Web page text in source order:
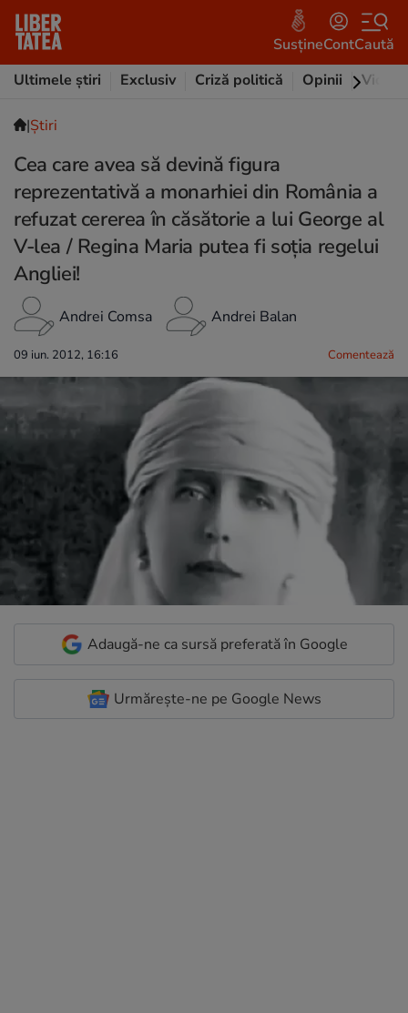
SusțineContCaută
Ultimele știri
Exclusiv Criză politică Opinii Video
|Ştiri
Cea care avea să devină figura
reprezentativă a monarhiei din România a
refuzat cererea în căsătorie a lui George al
V-lea / Regina Maria putea fi soţia regelui
Angliei!
Andrei Comsa Andrei Balan
09 iun. 2012, 16:16 Comentează
Adaugă-ne ca sursă preferată în Google
Urmărește-ne pe Google News